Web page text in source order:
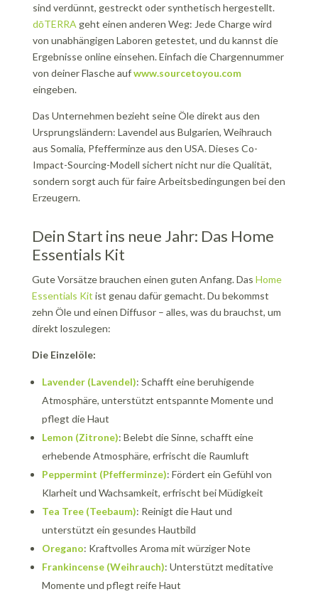
sind verdünnt, gestreckt oder synthetisch hergestellt.
dōTERRA geht einen anderen Weg: Jede Charge wird
von unabhängigen Laboren getestet, und du kannst die
Ergebnisse online einsehen. Einfach die Chargennummer
von deiner Flasche aufwww.sourcetoyou.com
eingeben.
Das Unternehmen bezieht seine Öle direkt aus den
Ursprungsländern: Lavendel aus Bulgarien, Weihrauch
aus Somalia, Pfefferminze aus den USA. Dieses Co-
Impact-Sourcing-Modell sichert nicht nur die Qualität,
sondern sorgt auch für faire Arbeitsbedingungen bei den
Erzeugern.
Dein Start ins neue Jahr: Das Home
Essentials Kit
Gute Vorsätze brauchen einen guten Anfang. Das Home
Essentials Kit ist genau dafür gemacht. Du bekommst
zehn Öle und einen Diffusor – alles, was du brauchst, um
direkt loszulegen:
Die Einzelöle:
Lavender (Lavendel): Schafft eine beruhigende
Atmosphäre, unterstützt entspannte Momente und
pflegt die Haut
Lemon (Zitrone): Belebt die Sinne, schafft eine
erhebende Atmosphäre, erfrischt die Raumluft
Peppermint (Pfefferminze): Fördert ein Gefühl von
Klarheit und Wachsamkeit, erfrischt bei Müdigkeit
Tea Tree (Teebaum): Reinigt die Haut und
unterstützt ein gesundes Hautbild
Oregano: Kraftvolles Aroma mit würziger Note
Frankincense (Weihrauch): Unterstützt meditative
Momente und pflegt reife Haut